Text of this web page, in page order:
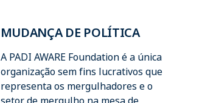
MUDANÇA DE POLÍTICA
A PADI AWARE Foundation é a única
organização sem fins lucrativos que
representa os mergulhadores e o